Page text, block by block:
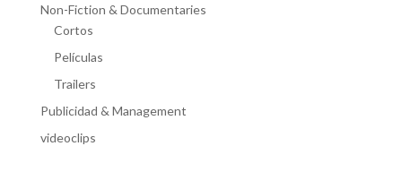
Non-Fiction & Documentaries
Cortos
Películas
Trailers
Publicidad & Management
videoclips